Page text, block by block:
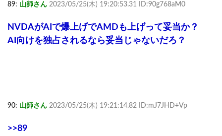
89: 山師さん 2023/05/25(木) 19:20:53.31 ID:90g768aM0
NVDAがAIで爆上げでAMDも上げって妥当か？
AI向けを独占されるなら妥当じゃないだろ？
90: 山師さん 2023/05/25(木) 19:21:14.82 ID:mJ7JHD+Vp
>>89